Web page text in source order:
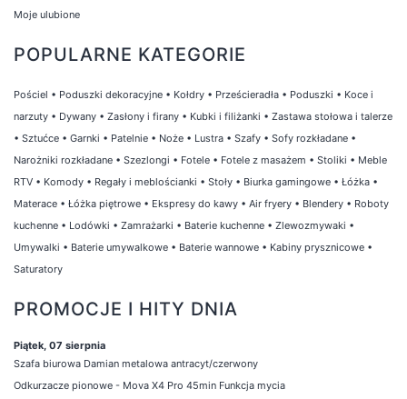
Moje ulubione
POPULARNE KATEGORIE
Pościel • Poduszki dekoracyjne • Kołdry • Prześcieradła • Poduszki • Koce i
narzuty • Dywany • Zasłony i firany • Kubki i filiżanki • Zastawa stołowa i talerze
• Sztućce • Garnki • Patelnie • Noże • Lustra • Szafy • Sofy rozkładane •
Narożniki rozkładane • Szezlongi • Fotele • Fotele z masażem • Stoliki • Meble
RTV • Komody • Regały i meblościanki • Stoły • Biurka gamingowe • Łóżka •
Materace • Łóżka piętrowe • Ekspresy do kawy • Air fryery • Blendery • Roboty
kuchenne • Lodówki • Zamrażarki • Baterie kuchenne • Zlewozmywaki •
Umywalki • Baterie umywalkowe • Baterie wannowe • Kabiny prysznicowe •
Saturatory
PROMOCJE I HITY DNIA
Piątek, 07 sierpnia
Szafa biurowa Damian metalowa antracyt/czerwony
Odkurzacze pionowe - Mova X4 Pro 45min Funkcja mycia